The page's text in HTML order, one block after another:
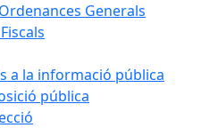
Generals
a la informació pública
pública